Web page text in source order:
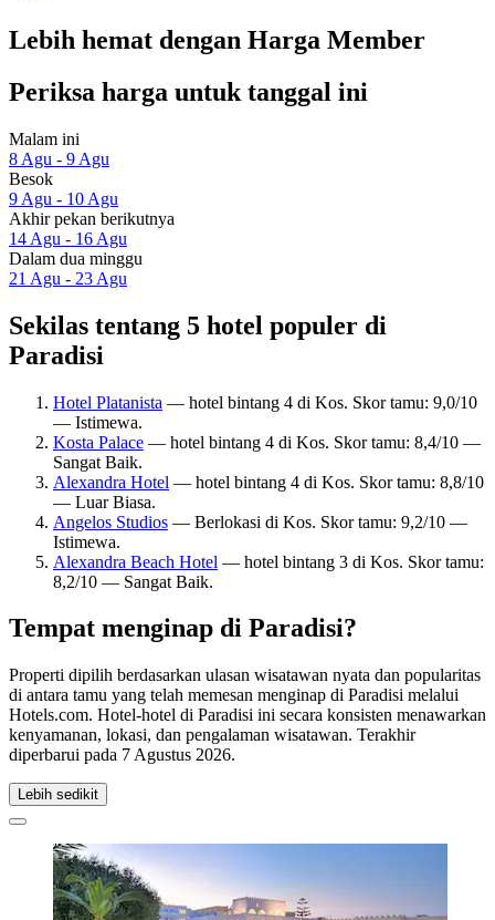
Lebih hemat dengan Harga Member
Periksa harga untuk tanggal ini
Malam ini
8 Agu - 9 Agu
Besok
9 Agu - 10 Agu
Akhir pekan berikutnya
14 Agu - 16 Agu
Dalam dua minggu
21 Agu - 23 Agu
Sekilas tentang 5 hotel populer di
Paradisi
Hotel Platanista — hotel bintang 4 di Kos. Skor tamu: 9,0/10
— Istimewa.
Kosta Palace — hotel bintang 4 di Kos. Skor tamu: 8,4/10 —
Sangat Baik.
Alexandra Hotel — hotel bintang 4 di Kos. Skor tamu: 8,8/10
— Luar Biasa.
Angelos Studios — Berlokasi di Kos. Skor tamu: 9,2/10 —
Istimewa.
Alexandra Beach Hotel — hotel bintang 3 di Kos. Skor tamu:
8,2/10 — Sangat Baik.
Tempat menginap di Paradisi?
Properti dipilih berdasarkan ulasan wisatawan nyata dan popularitas
di antara tamu yang telah memesan menginap di Paradisi melalui
Hotels.com. Hotel-hotel di Paradisi ini secara konsisten menawarkan
kenyamanan, lokasi, dan pengalaman wisatawan. Terakhir
diperbarui pada 7 Agustus 2026.
Lebih sedikit